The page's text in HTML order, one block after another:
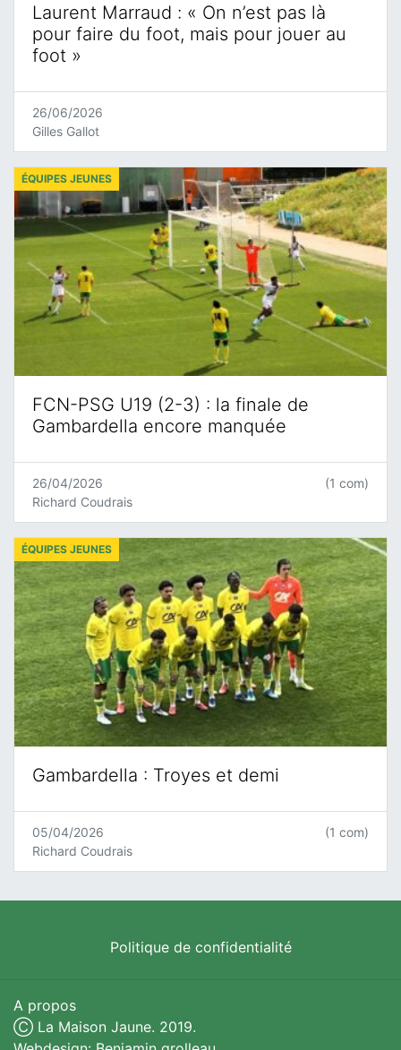
Laurent Marraud : « On n’est pas là
pour faire du foot, mais pour jouer au
foot »
26/06/2026
Gilles Gallot
FCN-PSG U19 (2-3) : la finale de
Gambardella encore manquée
ÉQUIPES JEUNES
26/04/2026
Richard Coudrais
(1 com)
Gambardella : Troyes et demi
ÉQUIPES JEUNES
05/04/2026
Richard Coudrais
(1 com)
Politique de confidentialité
A propos
Ⓒ La Maison Jaune. 2019.